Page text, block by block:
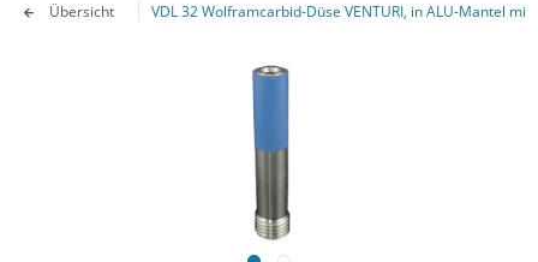
Übersicht VDL 32 Wolframcarbid-Düse VENTURI, in ALU-Mantel mit